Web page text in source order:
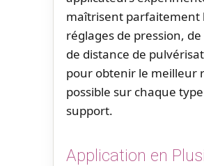
maîtrisent parfaitement
réglages de pression,
de distance de
pour obtenir le meilleur
possible sur chaque
support.
Application en